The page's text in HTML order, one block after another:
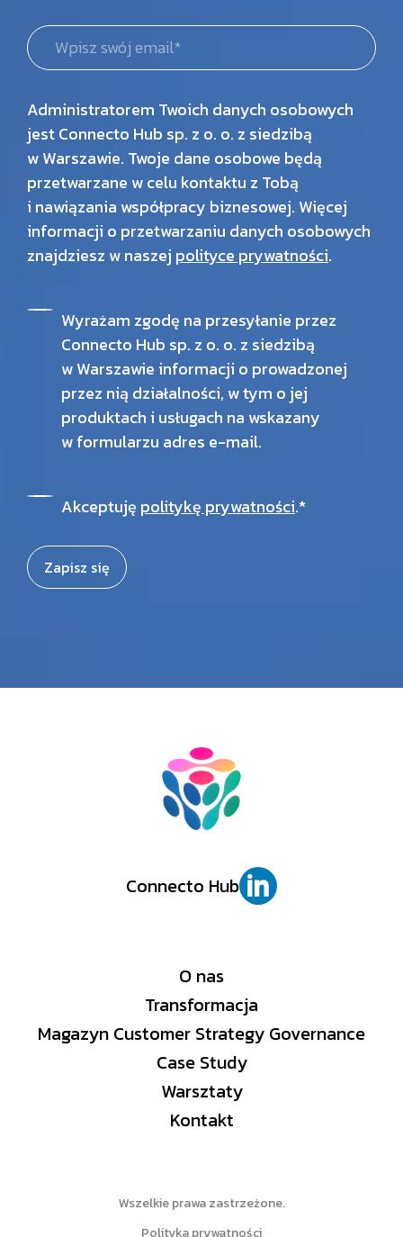
Administratorem Twoich danych osobowych
jest Connecto Hub sp. z o. o. z siedzibą
w Warszawie. Twoje dane osobowe będą
przetwarzane w celu kontaktu z Tobą
i nawiązania współpracy biznesowej. Więcej
informacji o przetwarzaniu danych osobowych
znajdziesz w naszej polityce prywatności.
Wyrażam zgodę na przesyłanie przez
Connecto Hub sp. z o. o. z siedzibą
w Warszawie informacji o prowadzonej
przez nią działalności, w tym o jej
produktach i usługach na wskazany
w formularzu adres e-mail.
Akceptuję politykę prywatności.*
Zapisz się
O nas
Transformacja
Magazyn Customer Strategy Governance
Case Study
Warsztaty
Kontakt
Wszelkie prawa zastrzeżone.
Polityka prywatności
Connecto Hub